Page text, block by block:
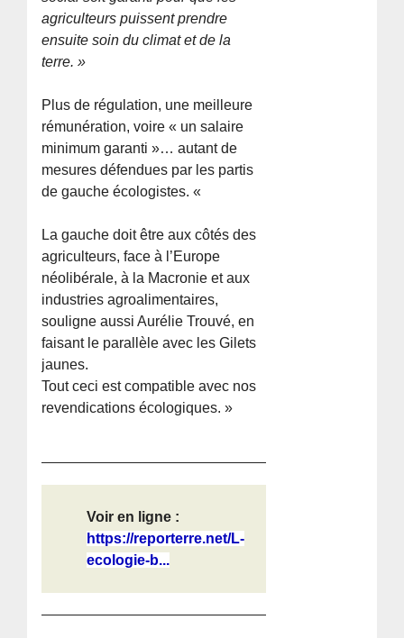
agriculteurs puissent prendre
ensuite soin du climat et de la
terre. »
Plus de régulation, une meilleure
rémunération, voire « un salaire
minimum garanti »… autant de
mesures défendues par les partis
de gauche écologistes. «
La gauche doit être aux côtés des
agriculteurs, face à l’Europe
néolibérale, à la Macronie et aux
industries agroalimentaires,
souligne aussi Aurélie Trouvé, en
faisant le parallèle avec les Gilets
jaunes.
Tout ceci est compatible avec nos
revendications écologiques. »
Voir en ligne :
https://reporterre.net/L-
ecologie-b...